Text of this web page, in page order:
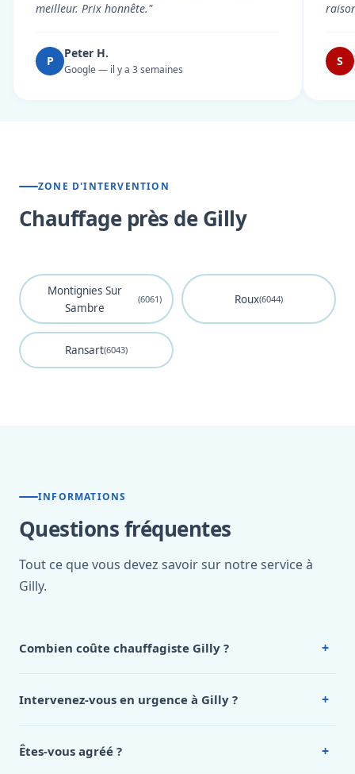
meilleur. Prix honnête."
P
Peter H.
Google — il y a 3 semaines
S
ZONE D'INTERVENTION
Chauffage près de Gilly
Montignies Sur
Sambre
(6061) Roux(6044)
Ransart(6043)
INFORMATIONS
Questions fréquentes
Tout ce que vous devez savoir sur notre service à
Gilly.
Combien coûte chauffagiste Gilly ? +
appelez le 0472 53 24 26.
Intervenez-vous en urgence à Gilly ? +
Êtes-vous agréé ? +